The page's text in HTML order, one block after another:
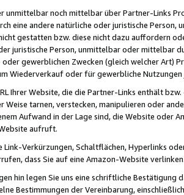
unmittelbar noch mittelbar über Partner-Links
eine andere natürliche oder juristische
gestatten bzw. diese nicht dazu auffordern
juristische Person, unmittelbar oder mittelbar
gewerblichen Zwecken (gleich welcher Art)
Wiederverkauf oder für gewerbliche
Ihrer Website, die die Partner-Links enthält
Weise tarnen, verstecken, manipulieren oder
Aufwand in der Lage sind, die Website oder
aufruft.
Link-Verkürzungen, Schaltflächen, Hyperlinks
dass Sie auf eine Amazon-Website
hin legen Sie uns eine schriftliche
Bestimmungen der Vereinbarung,